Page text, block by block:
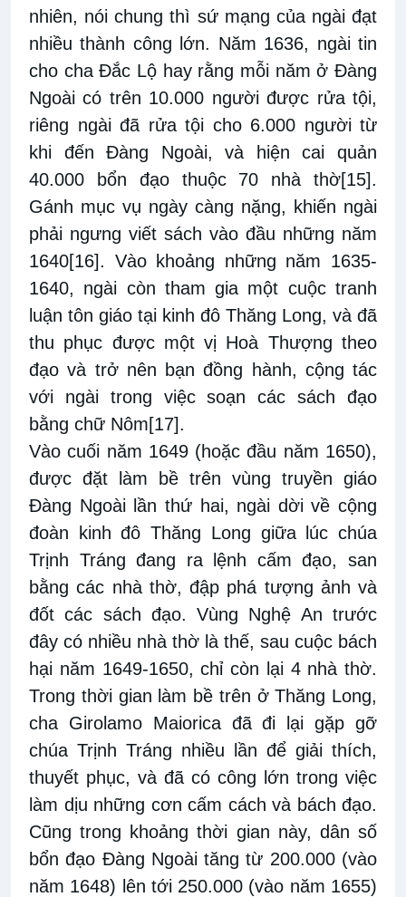
nhiên, nói chung thì sứ mạng của ngài đạt
nhiều thành công lớn. Năm 1636, ngài tin
cho cha Đắc Lộ hay rằng mỗi năm ở Đàng
Ngoài có trên 10.000 người được rửa tội,
riêng ngài đã rửa tội cho 6.000 người từ
khi đến Đàng Ngoài, và hiện cai quản
40.000 bổn đạo thuộc 70 nhà thờ[15].
Gánh mục vụ ngày càng nặng, khiến ngài
phải ngưng viết sách vào đầu những năm
1640[16]. Vào khoảng những năm 1635-
1640, ngài còn tham gia một cuộc tranh
luận tôn giáo tại kinh đô Thăng Long, và đã
thu phục được một vị Hoà Thượng theo
đạo và trở nên bạn đồng hành, cộng tác
với ngài trong việc soạn các sách đạo
bằng chữ Nôm[17].
Vào cuối năm 1649 (hoặc đầu năm 1650),
được đặt làm bề trên vùng truyền giáo
Đàng Ngoài lần thứ hai, ngài dời về cộng
đoàn kinh đô Thăng Long giữa lúc chúa
Trịnh Tráng đang ra lệnh cấm đạo, san
bằng các nhà thờ, đập phá tượng ảnh và
đốt các sách đạo. Vùng Nghệ An trước
đây có nhiều nhà thờ là thế, sau cuộc bách
hại năm 1649-1650, chỉ còn lại 4 nhà thờ.
Trong thời gian làm bề trên ở Thăng Long,
cha Girolamo Maiorica đã đi lại gặp gỡ
chúa Trịnh Tráng nhiều lần để giải thích,
thuyết phục, và đã có công lớn trong việc
làm dịu những cơn cấm cách và bách đạo.
Cũng trong khoảng thời gian này, dân số
bổn đạo Đàng Ngoài tăng từ 200.000 (vào
năm 1648) lên tới 250.000 (vào năm 1655)